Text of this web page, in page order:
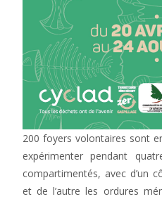
200 foyers volontaires sont
expérimenter pendant
compartimentés, avec d’un
et de l’autre les ordures